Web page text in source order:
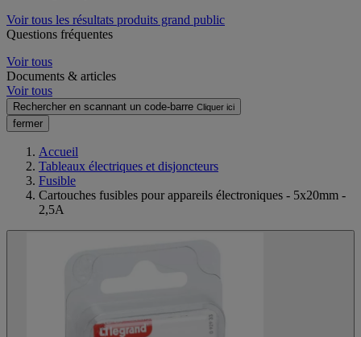
Voir tous les résultats produits grand public
Questions fréquentes
Voir tous
Documents & articles
Voir tous
Rechercher en scannant un code-barre Cliquer ici
fermer
Accueil
Tableaux électriques et disjoncteurs
Fusible
Cartouches fusibles pour appareils électroniques - 5x20mm -
2,5A